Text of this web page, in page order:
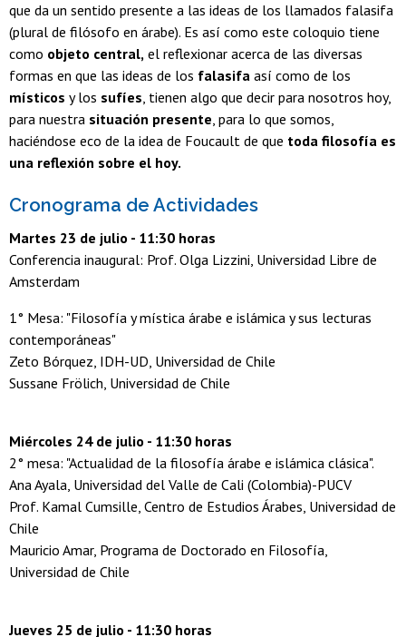
que da un sentido presente a las ideas de los llamados falasifa
(plural de filósofo en árabe). Es así como este coloquio tiene
como objeto central, el reflexionar acerca de las diversas
formas en que las ideas de los falasifa así como de los
místicos y los sufíes, tienen algo que decir para nosotros hoy,
para nuestra situación presente, para lo que somos,
haciéndose eco de la idea de Foucault de que toda filosofía es
una reflexión sobre el hoy.
Cronograma de Actividades
Martes 23 de julio - 11:30 horas
Conferencia inaugural: Prof. Olga Lizzini, Universidad Libre de
Amsterdam
1° Mesa: "Filosofía y mística árabe e islámica y sus lecturas
contemporáneas"
Zeto Bórquez, IDH-UD, Universidad de Chile
Sussane Frölich, Universidad de Chile
Miércoles 24 de julio - 11:30 horas
2° mesa: "Actualidad de la filosofía árabe e islámica clásica".
Ana Ayala, Universidad del Valle de Cali (Colombia)-PUCV
Prof. Kamal Cumsille, Centro de Estudios Árabes, Universidad de
Chile
Mauricio Amar, Programa de Doctorado en Filosofía,
Universidad de Chile
Jueves 25 de julio - 11:30 horas